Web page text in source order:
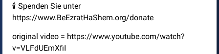
🕯️ Spenden Sie unter
https://www.BeEzratHaShem.org/donate
original video = https://www.youtube.com/watch?
v=VLFdUEmXfiI